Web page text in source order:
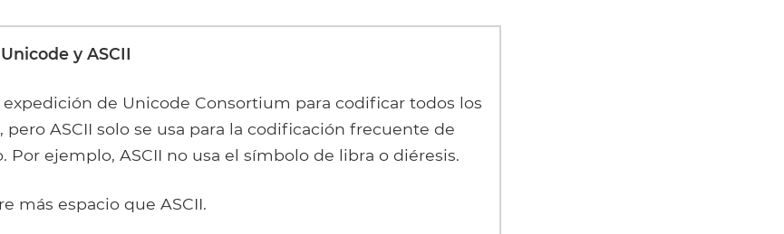
y ASCII
expedición de Unicode Consortium para codificar todos los
pero ASCII solo se usa para la codificación frecuente de
Por ejemplo, ASCII no usa el símbolo de libra o diéresis.
más espacio que ASCII.